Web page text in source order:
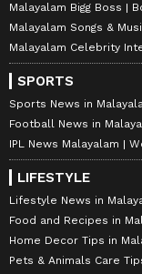
Malayalam Bigg Boss
Malayalam Songs &
Malayalam Celebrity
SPORTS
Sports News in
Football News in
IPL News Malayalam
LIFESTYLE
Lifestyle News in
Food and Recipes in
Home Decor Tips in
Pets & Animals Care